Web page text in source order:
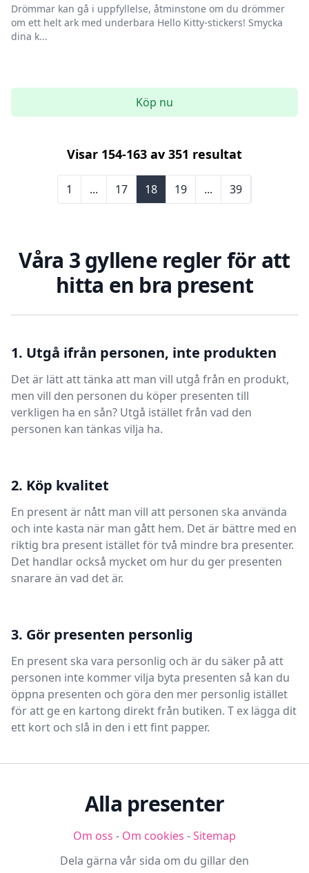
Drömmar kan gå i uppfyllelse, åtminstone om du drömmer
om ett helt ark med underbara Hello Kitty-stickers! Smycka
dina k...
Köp nu
Visar 154-163 av 351 resultat
1 ... 17 18 19 ... 39
Våra 3 gyllene regler för att
hitta en bra present
1. Utgå ifrån personen, inte produkten
Det är lätt att tänka att man vill utgå från en produkt,
men vill den personen du köper presenten till
verkligen ha en sån? Utgå istället från vad den
personen kan tänkas vilja ha.
2. Köp kvalitet
En present är nått man vill att personen ska använda
och inte kasta när man gått hem. Det är bättre med en
riktig bra present istället för två mindre bra presenter.
Det handlar också mycket om hur du ger presenten
snarare än vad det är.
3. Gör presenten personlig
En present ska vara personlig och är du säker på att
personen inte kommer vilja byta presenten så kan du
öppna presenten och göra den mer personlig istället
för att ge en kartong direkt från butiken. T ex lägga dit
ett kort och slå in den i ett fint papper.
Alla presenter
Om oss - Om cookies -Sitemap
Dela gärna vår sida om du gillar den